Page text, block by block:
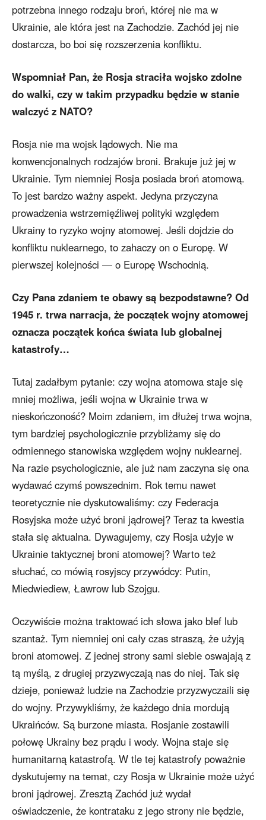
potrzebna innego rodzaju broń, której nie ma w
Ukrainie, ale która jest na Zachodzie. Zachód jej nie
dostarcza, bo boi się rozszerzenia konfliktu.
Wspomniał Pan, że Rosja straciła wojsko zdolne
do walki, czy w takim przypadku będzie w stanie
walczyć z NATO?
Rosja nie ma wojsk lądowych. Nie ma
konwencjonalnych rodzajów broni. Brakuje już jej w
Ukrainie. Tym niemniej Rosja posiada broń atomową.
To jest bardzo ważny aspekt. Jedyna przyczyna
prowadzenia wstrzemięźliwej polityki względem
Ukrainy to ryzyko wojny atomowej. Jeśli dojdzie do
konfliktu nuklearnego, to zahaczy on o Europę. W
pierwszej kolejności — o Europę Wschodnią.
Czy Pana zdaniem te obawy są bezpodstawne? Od
1945 r. trwa narracja, że początek wojny atomowej
oznacza początek końca świata lub globalnej
katastrofy…
Tutaj zadałbym pytanie: czy wojna atomowa staje się
mniej możliwa, jeśli wojna w Ukrainie trwa w
nieskończoność? Moim zdaniem, im dłużej trwa wojna,
tym bardziej psychologicznie przybliżamy się do
odmiennego stanowiska względem wojny nuklearnej.
Na razie psychologicznie, ale już nam zaczyna się ona
wydawać czymś powszednim. Rok temu nawet
teoretycznie nie dyskutowaliśmy: czy Federacja
Rosyjska może użyć broni jądrowej? Teraz ta kwestia
stała się aktualna. Dywagujemy, czy Rosja użyje w
Ukrainie taktycznej broni atomowej? Warto też
słuchać, co mówią rosyjscy przywódcy: Putin,
Miedwiediew, Ławrow lub Szojgu.
Oczywiście można traktować ich słowa jako blef lub
szantaż. Tym niemniej oni cały czas straszą, że użyją
broni atomowej. Z jednej strony sami siebie oswajają z
tą myślą, z drugiej przyzwyczają nas do niej. Tak się
dzieje, ponieważ ludzie na Zachodzie przyzwyczaili się
do wojny. Przywykliśmy, że każdego dnia mordują
Ukraińców. Są burzone miasta. Rosjanie zostawili
połowę Ukrainy bez prądu i wody. Wojna staje się
humanitarną katastrofą. W tle tej katastrofy poważnie
dyskutujemy na temat, czy Rosja w Ukrainie może użyć
broni jądrowej. Zresztą Zachód już wydał
oświadczenie, że kontrataku z jego strony nie będzie,